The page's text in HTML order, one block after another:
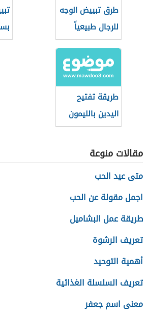
طرق تبييض الوجه
للرجال طبيعياً
بالمنزل بسرعة
طريقة تفتيح
اليدين بالليمون
مقالات منوعة
متى عيد الحب
اجمل مقولة عن الحب
طريقة عمل البشاميل
تعريف الرشوة
أهمية التوحيد
تعريف السلسلة الغذائية
معنى اسم جعفر